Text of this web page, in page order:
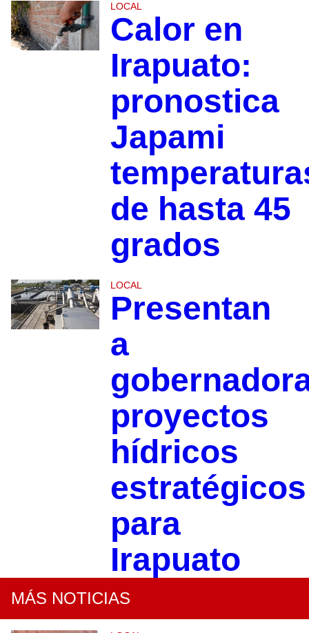
LOCAL
Calor en
Irapuato:
pronostica
Japami
de hasta 45
grados
LOCAL
Presentan
a
proyectos
hídricos
estratégicos
para
Irapuato
MÁS NOTICIAS